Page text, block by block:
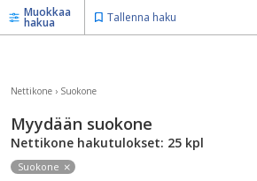
Muokkaa
hakua Tallenna haku
Nettikone › Suokone
Myydään suokone
Nettikone hakutulokset: 25 kpl
Suokone